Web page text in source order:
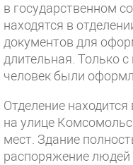
в государственном
находятся в
документов для
длительная. Только
человек были
Отделение
на улице
мест. Здание
распоряжение людей